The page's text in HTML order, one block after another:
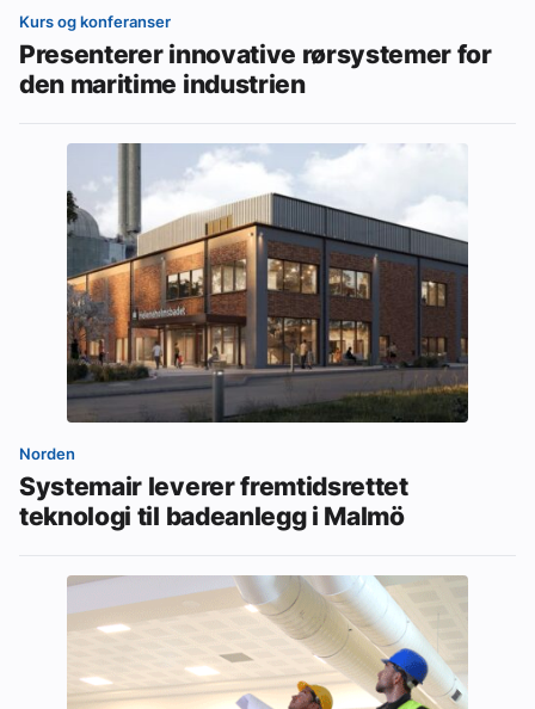
Kurs og konferanser
Presenterer innovative rørsystemer for
den maritime industrien
Norden
Systemair leverer fremtidsrettet
teknologi til badeanlegg i Malmö